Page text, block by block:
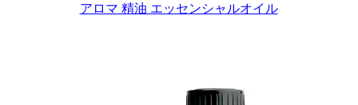
アロマ 精油 エッセンシャルオイル